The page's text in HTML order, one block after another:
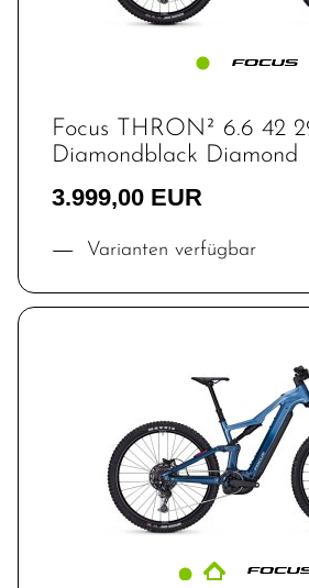
Focus THRON² 6.6 42
Diamondblack Diamond
3.999,00 EUR
Varianten verfügbar